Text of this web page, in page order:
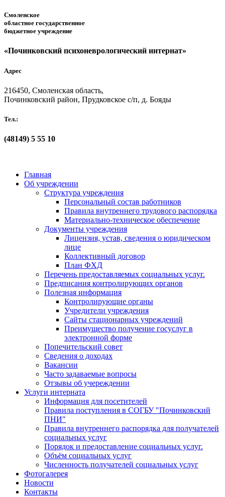
Смоленское
областное государственное
бюджетное учреждение
«Починковский психоневрологический интернат»
Адрес
216450, Смоленская область,
Починковский район, Прудковское с/п, д. Бояды
Тел.:
(48149) 5 55 10
Главная
Об учреждении
Структура учреждения
Персональный состав работников
Правила внутреннего трудового распорядка
Материально-техническое обеспечение
Документы учреждения
Лицензия, устав, сведения о юридическом
лице
Коллективный договор
План ФХД
Перечень предоставляемых социальных услуг.
Предписания контролирующих органов
Полезная информация
Контролирующие органы
Учредители учреждения
Сайты стационарных учреждений
Преимущество получение госуслуг в
электронной форме
Попечительский совет
Сведения о доходах
Вакансии
Часто задаваемые вопросы
Отзывы об учереждении
Услуги интерната
Информация для посетителей
Правила поступления в СОГБУ "Починковский
ПНИ"
Правила внутреннего распорядка для получателей
социальных услуг
Порядок и предоставление социальных услуг.
Объём социальных услуг
Численность получателей социальных услуг
Фотогалерея
Новости
Контакты